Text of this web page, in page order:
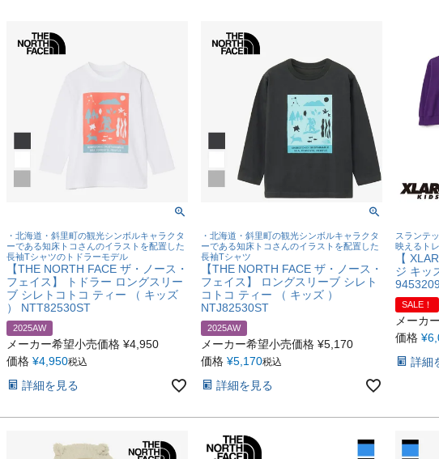
・北海道・斜里町の観光シンボルキャラクタ
ーである知床トコさんのイラストを配置した
長袖Tシャツのトドラーモデル
【THE NORTH FACE ザ・ノース・
フェイス】 トドラー ロングスリー
ブ シレトコトコ ティー （ キッズ
） NTT82530ST
2025AW
メーカー希望小売価格 ¥4,950
価格 ¥4,950税込
詳細を見る
・北海道・斜里町の観光シンボルキャラクタ
ーである知床トコさんのイラストを配置した
長袖Tシャツ
【THE NORTH FACE ザ・ノース・
フェイス】 ロングスリーブ シレト
コトコ ティー （ キッズ ）
NTJ82530ST
2025AW
メーカー希望小売価格 ¥5,170
価格 ¥5,170税込
詳細を見る
スランテ
映えるト
【
ジ キッ
9453209
SALE！
メーカ
価格 ¥
詳細